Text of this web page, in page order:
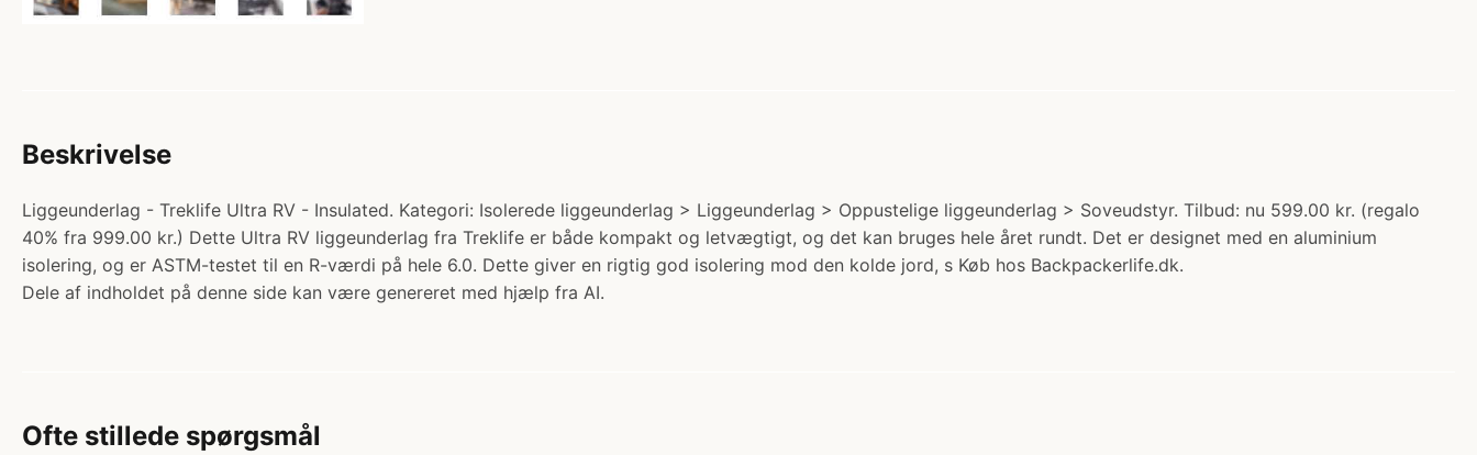
Beskrivelse
Liggeunderlag - Treklife Ultra RV - Insulated. Kategori: Isolerede liggeunderlag > Liggeunderlag > Oppustelige liggeunderlag > Soveudstyr. Tilbud: nu 599.00 kr. (regalo
40% fra 999.00 kr.) Dette Ultra RV liggeunderlag fra Treklife er både kompakt og letvægtigt, og det kan bruges hele året rundt. Det er designet med en aluminium
isolering, og er ASTM-testet til en R-værdi på hele 6.0. Dette giver en rigtig god isolering mod den kolde jord, s Køb hos Backpackerlife.dk.
Dele af indholdet på denne side kan være genereret med hjælp fra AI.
Ofte stillede spørgsmål